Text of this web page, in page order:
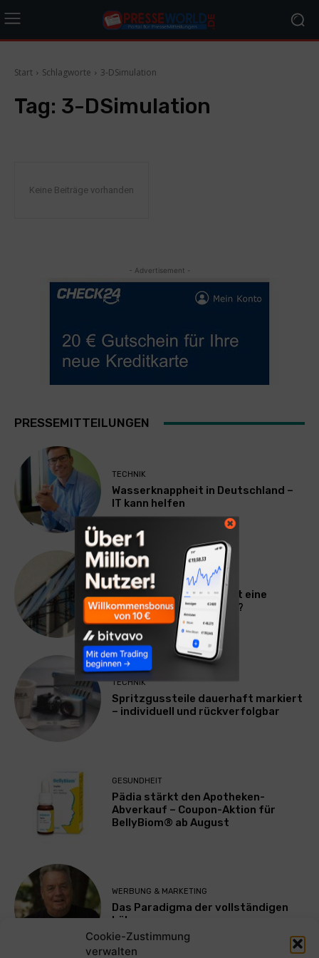
Cookie-Zustimmung
verwalten
Start Schlagworte 3-DSimulation
Tag: 3-DSimulation
Keine Beiträge vorhanden
- Advertisement -
PRESSEMITTEILUNGEN
TECHNIK
Wasserknappheit in Deutschland –
IT kann helfen
ALLGEMEIN
Hitze in der Wohnung: Ist eine
Mietminderung möglich?
TECHNIK
Spritzgussteile dauerhaft markiert
– individuell und rückverfolgbar
GESUNDHEIT
Pädia stärkt den Apotheken-
Abverkauf – Coupon-Aktion für
BellyBiom® ab August
WERBUNG & MARKETING
Das Paradigma der vollständigen
Lähmung